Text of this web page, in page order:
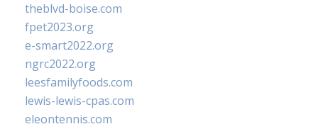
theblvd-boise.com
fpet2023.org
e-smart2022.org
ngrc2022.org
leesfamilyfoods.com
lewis-lewis-cpas.com
eleontennis.com